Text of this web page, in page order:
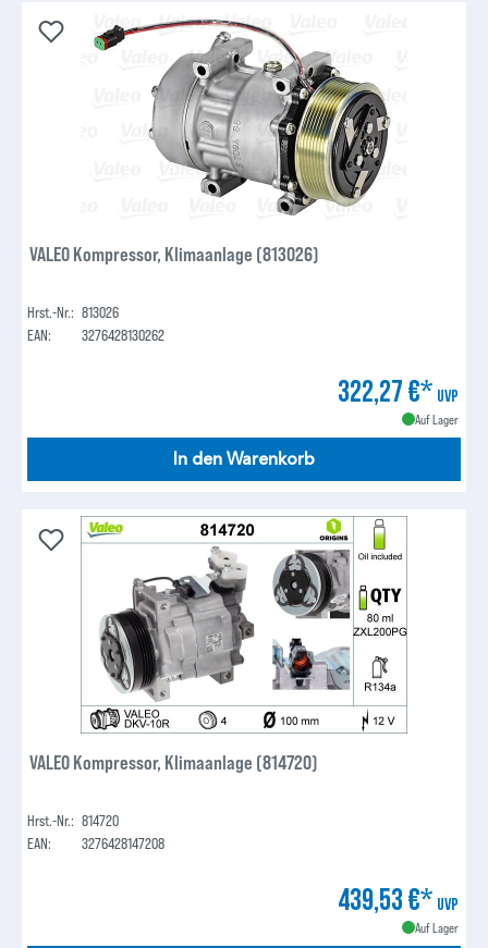
VALEO Kompressor, Klimaanlage (813026)
Hrst.-Nr.: 813026
EAN:
3276428130262
322,27 €* UVP
Auf Lager
In den Warenkorb
VALEO Kompressor, Klimaanlage (814720)
Hrst.-Nr.: 814720
EAN:
3276428147208
439,53 €* UVP
Auf Lager